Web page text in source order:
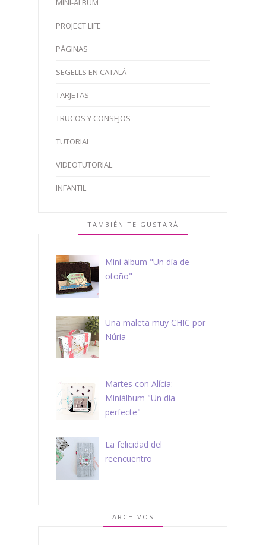
MINI-ÁLBUM
PROJECT LIFE
PÁGINAS
SEGELLS EN CATALÀ
TARJETAS
TRUCOS Y CONSEJOS
TUTORIAL
VIDEOTUTORIAL
INFANTIL
TAMBIÉN TE GUSTARÁ
Mini álbum "Un día de
otoño"
Una maleta muy CHIC por
Núria
Martes con Alícia:
Miniálbum "Un dia
perfecte"
La felicidad del
reencuentro
ARCHIVOS